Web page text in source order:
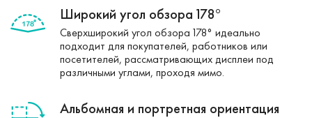
Широкий угол обзора 178°
Сверхширокий угол обзора 178° идеально
подходит для покупателей, работников или
посетителей, рассматривающих дисплеи под
различными углами, проходя мимо.
Альбомная и портретная ориентация